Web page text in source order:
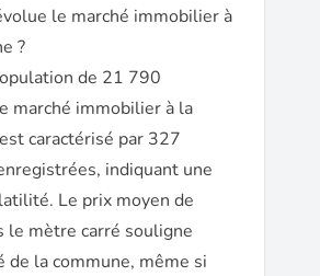
le marché immobilier à
?
de 21 790
marché immobilier à la
caractérisé par 327
indiquant une
Le prix moyen de
le mètre carré souligne
de la commune, même si